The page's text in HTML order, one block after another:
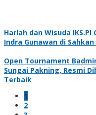
Harlah dan Wisuda IKS.PI
Indra Gunawan di
Open Tournament
Sungai Pakning, Resmi
Terbaik
1
2